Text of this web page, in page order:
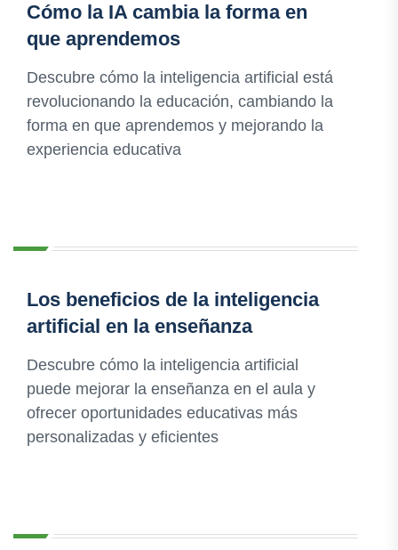
Cómo la IA cambia la forma en
que aprendemos
Descubre cómo la inteligencia artificial está
revolucionando la educación, cambiando la
forma en que aprendemos y mejorando la
experiencia educativa
Los beneficios de la inteligencia
artificial en la enseñanza
Descubre cómo la inteligencia artificial
puede mejorar la enseñanza en el aula y
ofrecer oportunidades educativas más
personalizadas y eficientes